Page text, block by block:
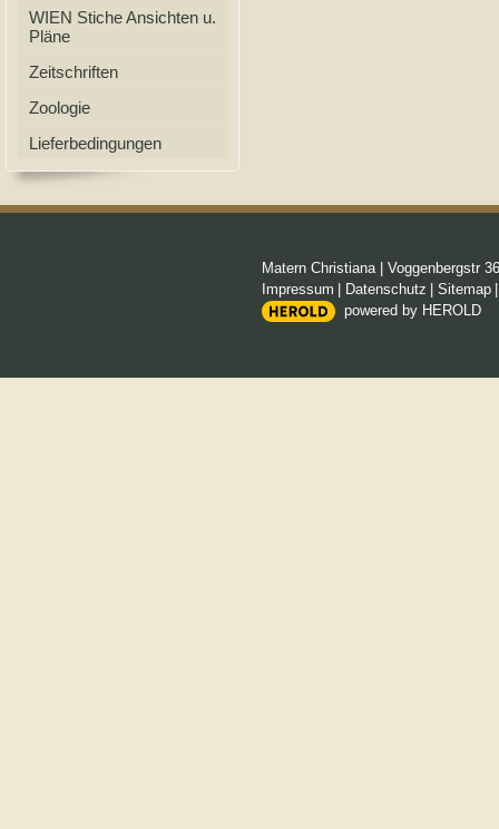
WIEN Stiche Ansichten u.
Pläne
Zeitschriften
Zoologie
Lieferbedingungen
Matern Christiana| Voggenbergstr 36
Impressum
Datenschutz Sitemap
powered by HEROLD